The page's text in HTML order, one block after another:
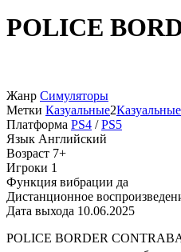
POLICE
Жанр Симуляторы
Метки Казуальные2Казуальные
Платформа PS4 /PS5
Язык Английский
Возраст 7+
Игроки 1
Функция вибрации да
Дистанционное
Дата выхода 10.06.2025
POLICE BORDER